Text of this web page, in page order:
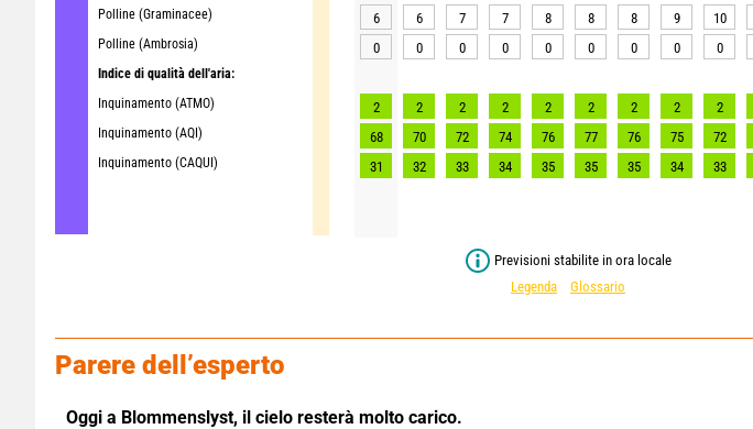
Polline (Graminacee)
Polline (Ambrosia)
Indice di qualità dell'aria:
Inquinamento (ATMO)
Inquinamento (AQI)
Inquinamento (CAQUI)
6
6 7 7 8 8 8 9 10
0
0 0 0 0 0 0 0 0
2 2 2 2 2 2 2 2 2
68
70 72 74 76 77 76 75 72
31
32 33 34 35 35 35 34 33
Previsioni stabilite in ora locale
Legenda
Glossario
Parere dell’esperto
Oggi a Blommenslyst, il cielo resterà molto carico.